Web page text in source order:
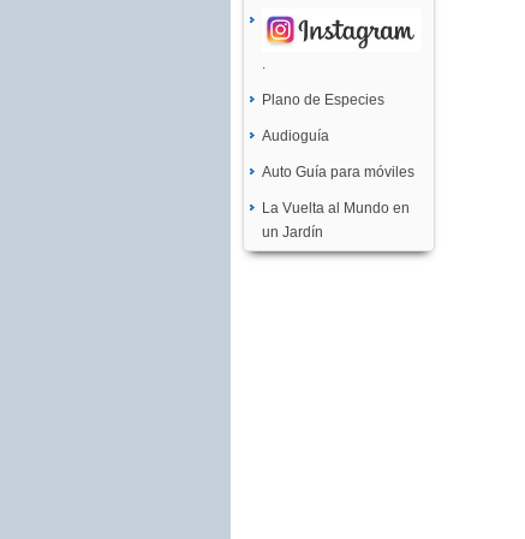
Plano de Especies
Audioguía
Auto Guía para móviles
La Vuelta al Mundo en
un Jardín